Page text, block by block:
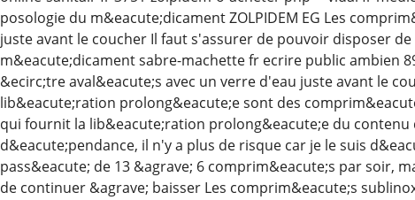
posologie du m&eacute;dicament ZOLPIDEM EG Les
juste avant le coucher Il faut s'assurer de pouvoir disposer
m&eacute;dicament sabre-machette fr ecrire public ambien
&ecirc;tre aval&eacute;s avec un verre d'eau juste avant le
lib&eacute;ration prolong&eacute;e sont des
qui fournit la lib&eacute;ration prolong&eacute;e du
d&eacute;pendance, il n'y a plus de risque car je le suis
pass&eacute; de 13 &agrave; 6 comprim&eacute;s par soir,
de continuer &agrave; baisser Les comprim&eacute;s